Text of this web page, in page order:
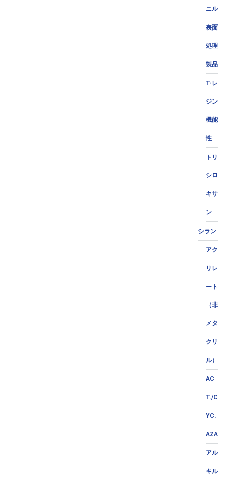
ニル
表面
処理
製品
T-レ
ジン
機能
性
トリ
シロ
キサ
ン
シラン
アク
リレ
ート
（非
メタ
クリ
ル）
AC
T./C
YC.
AZA
アル
キル